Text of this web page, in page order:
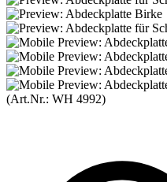
(Art.Nr.: WH 4992)